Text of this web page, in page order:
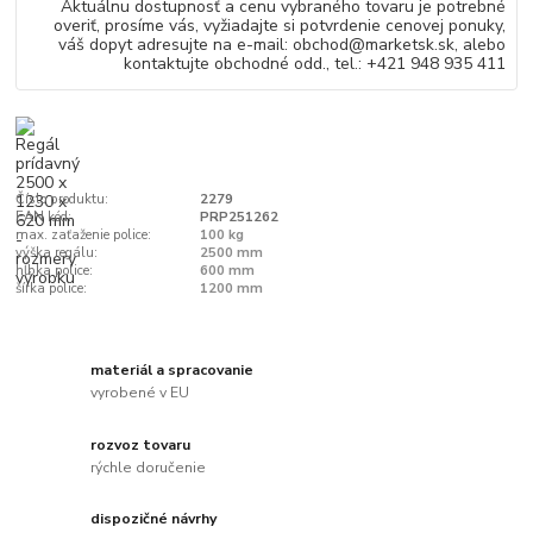
Aktuálnu dostupnosť a cenu vybraného tovaru je potrebné
overiť, prosíme vás, vyžiadajte si potvrdenie cenovej ponuky,
váš dopyt adresujte na e-mail: obchod@marketsk.sk, alebo
kontaktujte obchodné odd., tel.: +421 948 935 411
Číslo produktu:
2279
EAN kód:
PRP251262
max. zaťaženie police:
100 kg
výška regálu:
2500 mm
hĺbka police:
600 mm
šírka police:
1200 mm
materiál a spracovanie
vyrobené v EU
rozvoz tovaru
rýchle doručenie
dispozičné návrhy